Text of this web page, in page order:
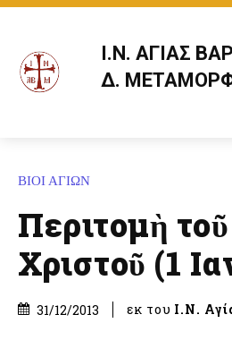
Ι.Ν. ΑΓΙΑΣ
Δ.
ΒΙΟΙ ΑΓΙΩΝ
Περιτομὴ
Χριστοῦ (1
31/12/2013 εκ του Ι.Ν.